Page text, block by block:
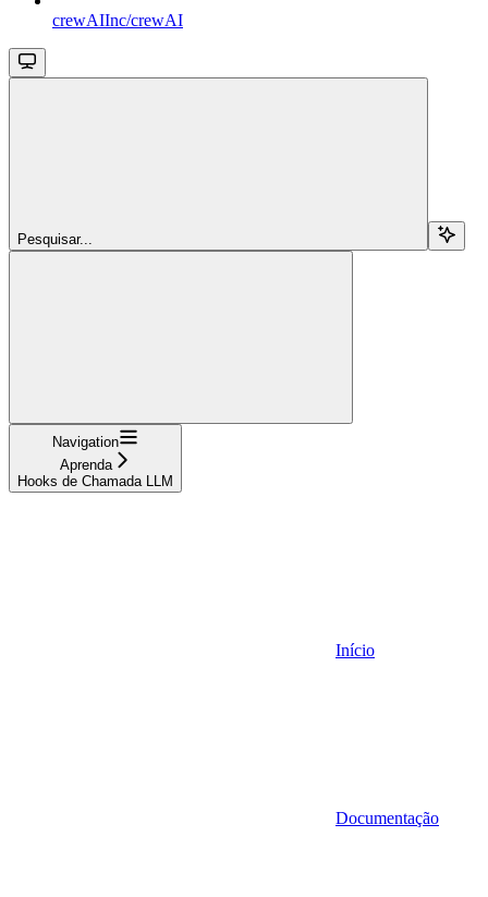
crewAIInc/crewAI
Pesquisar...
Navigation
Aprenda
Hooks de Chamada LLM
Início
Documentação